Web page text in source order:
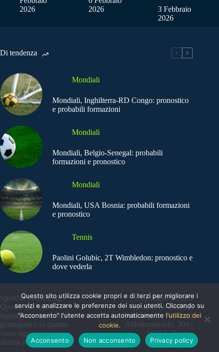
2026
2026
3 Febbraio
2026
Di tendenza
Mondiali
Mondiali, Inghilterra-RD Congo: pronostico
e probabili formazioni
Mondiali
Mondiali, Belgio-Senegal: probabili
formazioni e pronostico
Mondiali
Mondiali, USA Bosnia: probabili formazioni
e pronostico
Tennis
Paolini Golubic, 2T Wimbledon: pronostico e
dove vederla
SportNews.BetFlag -
Questo sito non
rappresenta una testata
giornalistica in quanto
viene aggiornato senza
alcuna periodicità
Copyright © 2025
SportNews BetFlag
Sede Legale: Via degli
Aldobrandeschi, 300 |
00163 | Roma
Questo sito utilizza cookie propri e di terzi per migliorare i
servizi e analizzare le preferenze dei suoi utenti. Cliccando su
"Acconsento" l'utente accetta automaticamente l'utilizzo dei
cookie.
Acconsento
Non acconsento Privacy policy